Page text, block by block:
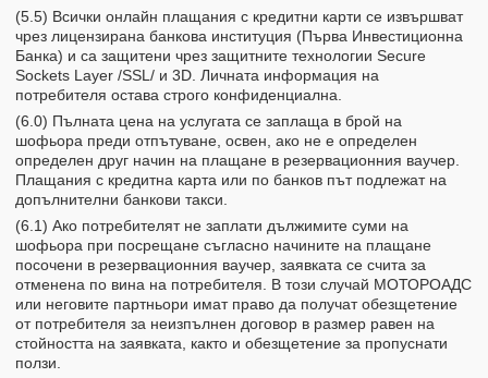
(5.5) Всички онлайн плащания с кредитни карти се извършват
чрез лицензирана банкова институция (Първа Инвестиционна
Банка) и са защитени чрез защитните технологии Secure
Sockets Layer /SSL/ и 3D. Личната информация на
потребителя остава строго конфиденциална.
(6.0) Пълната цена на услугата се заплаща в брой на
шофьора преди отпътуване, освен, ако не е определен
определен друг начин на плащане в резервационния ваучер.
Плащания с кредитна карта или по банков път подлежат на
допълнителни банкови такси.
(6.1) Ако потребителят не заплати дължимите суми на
шофьора при посрещане съгласно начините на плащане
посочени в резервационния ваучер, заявката се счита за
отменена по вина на потребителя. В този случай МОТОРОАДС
или неговите партньори имат право да получат обезщетение
от потребителя за неизпълнен договор в размер равен на
стойността на заявката, както и обезщетение за пропуснати
ползи.